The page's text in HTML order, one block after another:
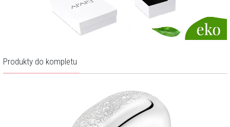
Produkty do kompletu